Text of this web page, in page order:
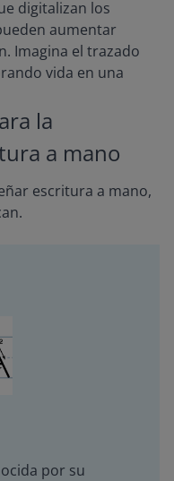
digitalizan los
aumentar
Imagina el trazado
vida en una
la
a mano
escritura a mano,
por su